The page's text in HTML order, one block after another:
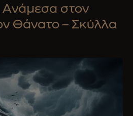
στον
Θάνατο – Σκύλλα